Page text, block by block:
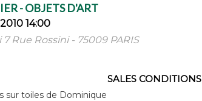
- OBJETS D'ART
14:00
Rue Rossini - 75009 PARIS
sur toiles de Dominique
SALES CONDITIONS